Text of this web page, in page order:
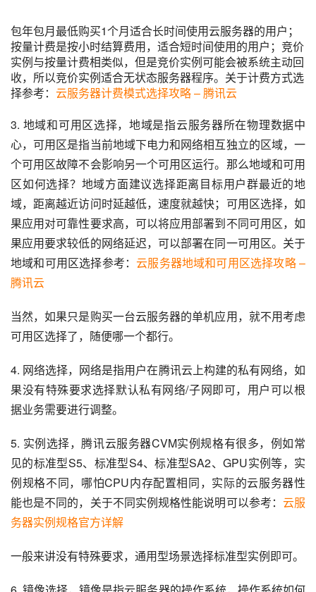
包年包月最低购买1个月适合长时间使用云服务器的用户；
按量计费是按小时结算费用，适合短时间使用的用户；竞价
实例与按量计费相类似，但是竞价实例可能会被系统主动回
收，所以竞价实例适合无状态服务器程序。关于计费方式选
择参考： 云服务器计费模式选择攻略 – 腾讯云
3. 地域和可用区选择，地域是指云服务器所在物理数据中
心，可用区是指当前地域下电力和网络相互独立的区域，一
个可用区故障不会影响另一个可用区运行。那么地域和可用
区如何选择？地域方面建议选择距离目标用户群最近的地
域，距离越近访问时延越低，速度就越快；可用区选择，如
果应用对可靠性要求高，可以将应用部署到不同可用区，如
果应用要求较低的网络延迟，可以部署在同一可用区。关于
地域和可用区选择参考：云服务器地域和可用区选择攻略 –
腾讯云
当然，如果只是购买一台云服务器的单机应用，就不用考虑
可用区选择了，随便哪一个都行。
4. 网络选择，网络是指用户在腾讯云上构建的私有网络，如
果没有特殊要求选择默认私有网络/子网即可，用户可以根
据业务需要进行调整。
5. 实例选择，腾讯云服务器CVM实例规格有很多，例如常
见的标准型S5、标准型S4、标准型SA2、GPU实例等，实
例规格不同，哪怕CPU内存配置相同，实际的云服务器性
能也是不同的，关于不同实例规格性能说明可以参考： 云服
务器实例规格官方详解
一般来讲没有特殊要求，通用型场景选择标准型实例即可。